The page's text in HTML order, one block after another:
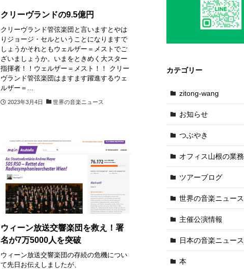
クリーヴランドの9.5億円
クリーヴランド管弦楽団と言いますとやは
りジョージ・セルということになりますで
しょうかそれともウェルザー＝メストでご
ざいましょうか。いまをときめく大スター
指揮者！！ウェルザー＝メスト！！ クリー
ヴランド管弦楽団はますます躍進するウェ
ルザー＝...
2023年3月4日 世界の音楽ニュース
ウィーン放送交響楽団を救え！署
名が7万5000人を突破
ウィーン放送交響楽団の存続の危機につい
て先日お伝えしましたが、
カテゴリー
zitong-wang
お知らせ
つぶやき
オフィス山根の業務
ツアーブログ
世界の音楽ニュース
主催公演情報
日本の音楽ニュース
本